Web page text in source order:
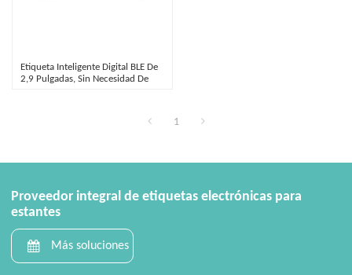
Etiqueta Inteligente Digital BLE De
2,9 Pulgadas, Sin Necesidad De
1
Proveedor integral de etiquetas electrónicas para
estantes
Más soluciones